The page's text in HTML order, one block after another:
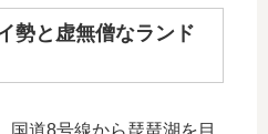
勢と虚無僧なランド
国道8号線から琵琶湖を目